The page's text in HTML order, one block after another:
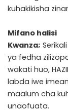
kuhakikisha
Mifano halisi
Kwanza;
ya fedha
wakati huo,
labda iwe
maalum cha
unaofuata.